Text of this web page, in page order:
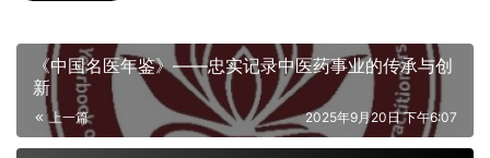
《中国名医年鉴》——忠实记录中医药事业的传承与创
新
上一篇 2025年9月20日 下午6:07